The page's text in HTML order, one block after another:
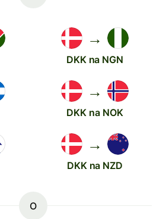
→
DKK na NGN
→
DKK na NOK
→
DKK na NZD
O